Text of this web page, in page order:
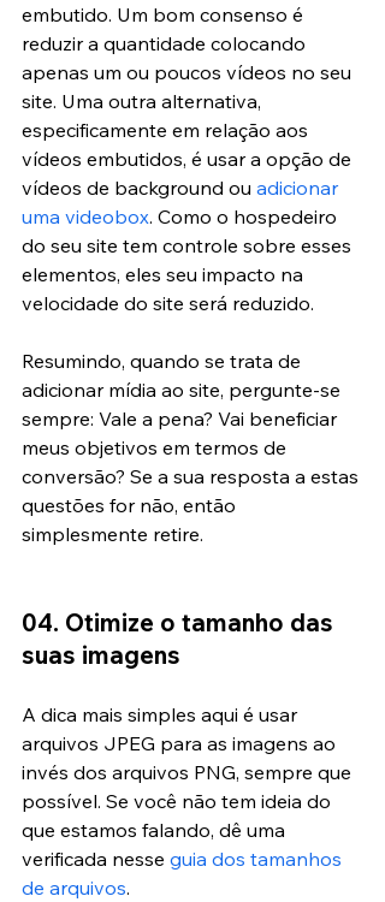
embutido. Um bom consenso é
reduzir a quantidade colocando
apenas um ou poucos vídeos no seu
site. Uma outra alternativa,
especificamente em relação aos
vídeos embutidos, é usar a opção de
vídeos de background ou adicionar
uma videobox. Como o hospedeiro
do seu site tem controle sobre esses
elementos, eles seu impacto na
velocidade do site será reduzido.
Resumindo, quando se trata de
adicionar mídia ao site, pergunte-se
sempre: Vale a pena? Vai beneficiar
meus objetivos em termos de
conversão? Se a sua resposta a estas
questões for não, então
simplesmente retire.
04. Otimize o tamanho das
suas imagens
A dica mais simples aqui é usar
arquivos JPEG para as imagens ao
invés dos arquivos PNG, sempre que
possível. Se você não tem ideia do
que estamos falando, dê uma
verificada nesse guia dos tamanhos
de arquivos.